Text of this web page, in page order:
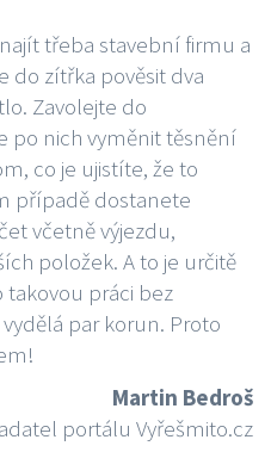
třeba stavební firmu a
do zítřka pověsit dva
Zavolejte do
po nich vyměnit těsnění
co je ujistíte, že to
případě dostanete
včetně výjezdu,
položek. A to je určitě
práci bez
par korun. Proto
Martin Bedroš
portálu Vyřešmito.cz